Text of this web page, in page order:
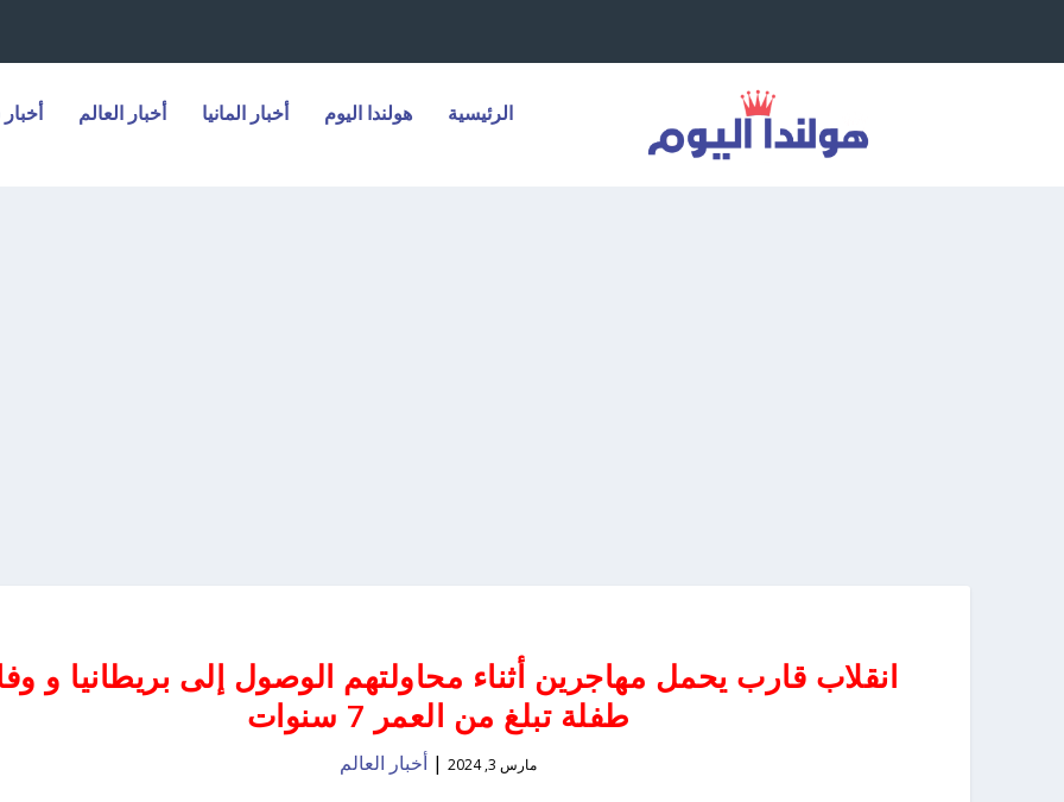
الرئيسية هولندا اليوم أخبار المانيا أخبار العالم
انقلاب قارب يحمل مهاجرين أثناء محاولتهم الوصول إلى بريطانيا و
طفلة تبلغ من العمر 7 سنوات
مارس 3, 2024 | أخبار العالم